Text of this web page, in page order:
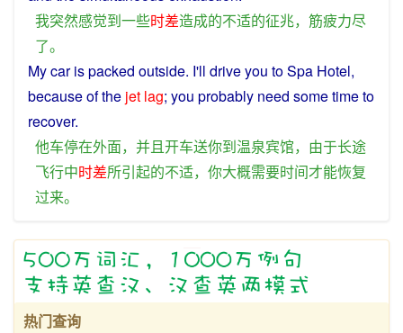
我突然感觉到一些时差造成的不适的征兆， 筋疲力尽
了。
Mycarispacked outside. I'll driveyou toSpa Hotel,
becauseofthe jet lag; you probably need sometimeto
recover.
他车停在外面， 并且开车送你到温泉宾馆， 由于长途
飞行中时差所引起的不适， 你大概需要时间才能恢复
过来。
热门查询